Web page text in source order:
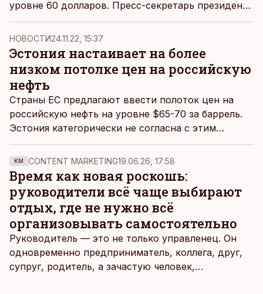
уровне 60 долларов. Пресс-секретарь президента
РФ Дмитрий Песков в ответ заявил, что Россия
не примет это решение.
НОВОСТИ24.11.22, 15:37
Эстония настаивает на более
низком потолке цен на российскую
нефть
Страны ЕС предлагают ввести полоток цен на
российскую нефть на уровне $65-70 за баррель.
Эстония категорически не согласна с этим
предложением и готова при необходимости
воспользоваться правом вето.
KM CONTENT MARKETING19.06.26, 17:58
Время как новая роскошь:
руководители всё чаще выбирают
отдых, где не нужно всё
организовывать самостоятельно
Руководитель — это не только управленец. Он
одновременно предприниматель, коллега, друг,
супруг, родитель, а зачастую человек,